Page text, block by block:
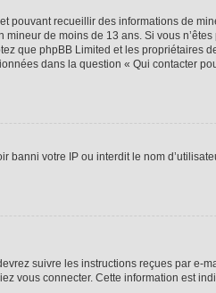
pouvant recueillir des informations de
de moins de 13 ans. Si vous
que phpBB Limited et les propriétaires
dans la question « Qui contacter
banni votre IP ou interdit le nom
suivre les instructions reçues par e-
vous connecter. Cette information est